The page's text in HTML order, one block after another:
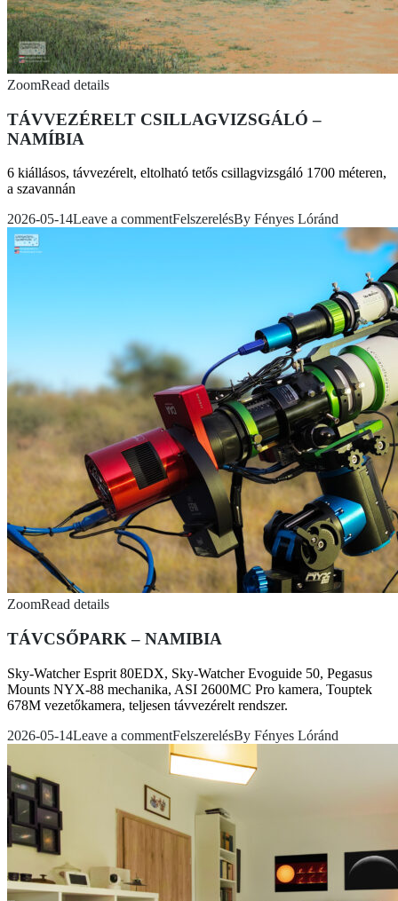
ZoomRead details
TÁVVEZÉRELT CSILLAGVIZSGÁLÓ –
NAMÍBIA
6 kiállásos, távvezérelt, eltolható tetős csillagvizsgáló 1700 méteren,
a szavannán
2026-05-14Leave a commentFelszerelésBy Fényes Lóránd
ZoomRead details
TÁVCSŐPARK – NAMIBIA
Sky-Watcher Esprit 80EDX, Sky-Watcher Evoguide 50, Pegasus
Mounts NYX-88 mechanika, ASI 2600MC Pro kamera, Touptek
678M vezetőkamera, teljesen távvezérelt rendszer.
2026-05-14Leave a commentFelszerelésBy Fényes Lóránd